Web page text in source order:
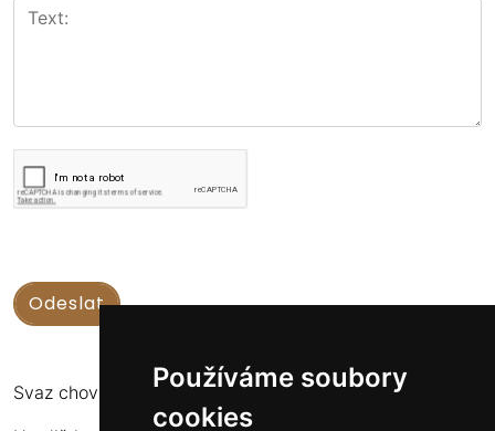
Používáme soubory
cookies
Svaz chovatelů koní Kinských